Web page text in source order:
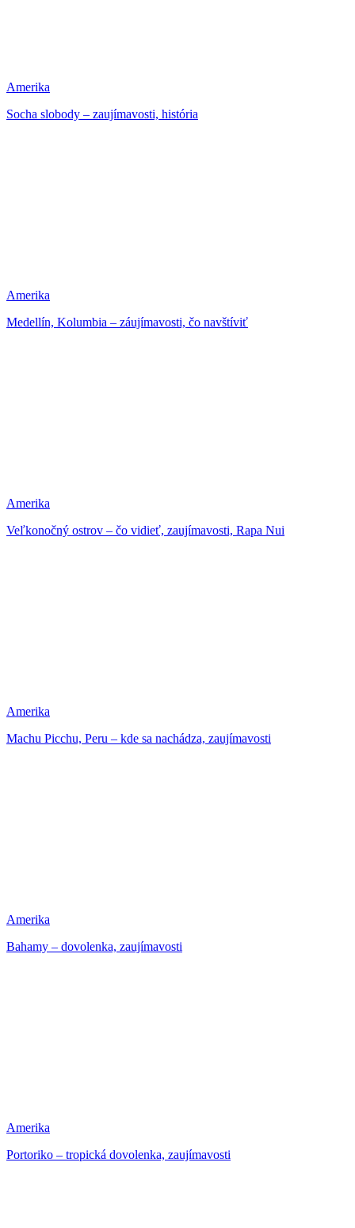
Amerika
Socha slobody – zaujímavosti, história
Amerika
Medellín, Kolumbia – záujímavosti, čo navštíviť
Amerika
Veľkonočný ostrov – čo vidieť, zaujímavosti, Rapa Nui
Amerika
Machu Picchu, Peru – kde sa nachádza, zaujímavosti
Amerika
Bahamy – dovolenka, zaujímavosti
Amerika
Portoriko – tropická dovolenka, zaujímavosti